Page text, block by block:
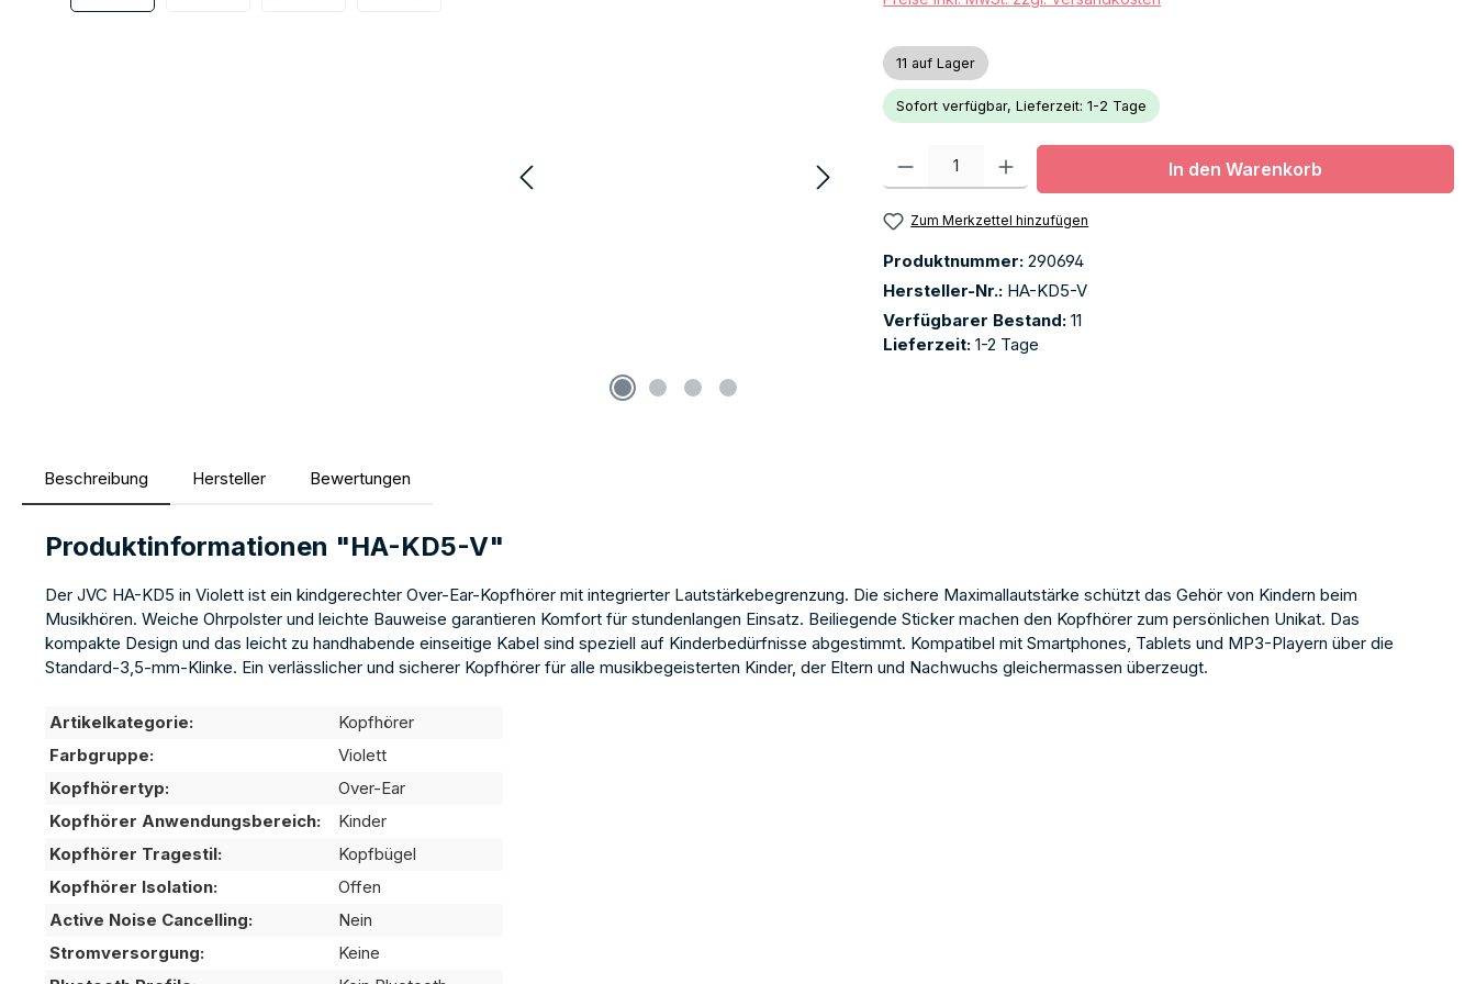
11 auf Lager
Sofort verfügbar, Lieferzeit: 1-2 Tage
Produkt Anzahl: Gib den gewünschten Wert ein oder benutze die Schaltflächen
In den Warenkorb
Zum Merkzettel hinzufügen
Produktnummer: 290694
Hersteller-Nr.: HA-KD5-V
Verfügbarer Bestand: 11
Lieferzeit: 1-2 Tage
Beschreibung Hersteller Bewertungen
Produktinformationen "HA-KD5-V"
Der JVC HA-KD5 in Violett ist ein kindgerechter Over-Ear-Kopfhörer mit integrierter Lautstärkebegrenzung. Die sichere Maximallautstärke schützt das Gehör von Kindern beim
Musikhören. Weiche Ohrpolster und leichte Bauweise garantieren Komfort für stundenlangen Einsatz. Beiliegende Sticker machen den Kopfhörer zum persönlichen Unikat. Das
kompakte Design und das leicht zu handhabende einseitige Kabel sind speziell auf Kinderbedürfnisse abgestimmt. Kompatibel mit Smartphones, Tablets und MP3-Playern über die
Standard-3,5-mm-Klinke. Ein verlässlicher und sicherer Kopfhörer für alle musikbegeisterten Kinder, der Eltern und Nachwuchs gleichermassen überzeugt.
Artikelkategorie:
Kopfhörer
Farbgruppe:
Violett
Kopfhörertyp:
Over-Ear
Kopfhörer Anwendungsbereich:
Kinder
Kopfhörer Tragestil:
Kopfbügel
Kopfhörer Isolation:
Offen
Active Noise Cancelling:
Nein
Stromversorgung:
Keine